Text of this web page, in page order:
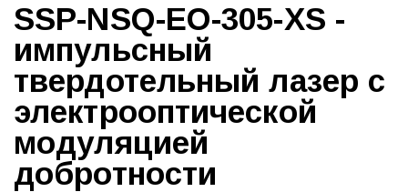
SSP-NSQ-EO-305-XS -
импульсный
твердотельный лазер с
электрооптической
модуляцией
добротности